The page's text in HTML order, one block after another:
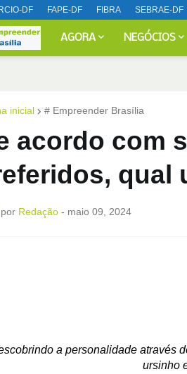
DF FAPE-DF FIBRA SEBRAE-DF
AGORA NEGÓCIOS
inicial # Empreender Brasília
acordo com
qual
por Redação - maio 09, 2024
a personalidade através
ursinho